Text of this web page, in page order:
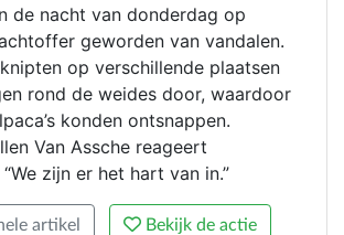
de nacht van donderdag op
geworden van vandalen.
op verschillende plaatsen
rond de weides door, waardoor
konden ontsnappen.
Van Assche reageert
zijn er het hart van in.”
artikel Bekijk de actie